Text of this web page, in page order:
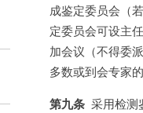
成鉴定委员会（
定委员会可设主
加会议（不得委
多数或到会专家
第九条采用检测